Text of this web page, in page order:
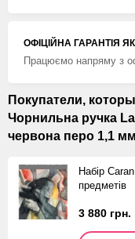
ОФІЦІЙНА ГАРАНТІЯ
Працюємо напряму з
Покупатели,
Чорнильна ручка
червона перо 1,1
Набір
предметів
3 880 грн.